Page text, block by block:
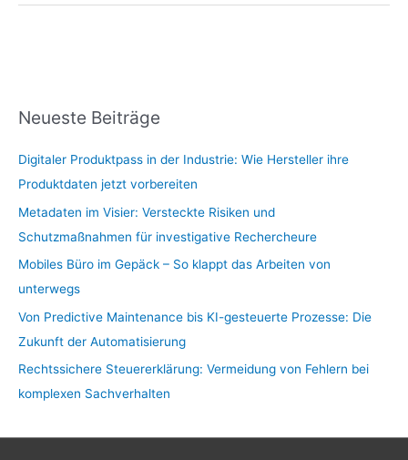
Neueste Beiträge
Digitaler Produktpass in der Industrie: Wie Hersteller ihre
Produktdaten jetzt vorbereiten
Metadaten im Visier: Versteckte Risiken und
Schutzmaßnahmen für investigative Rechercheure
Mobiles Büro im Gepäck – So klappt das Arbeiten von
unterwegs
Von Predictive Maintenance bis KI-gesteuerte Prozesse: Die
Zukunft der Automatisierung
Rechtssichere Steuererklärung: Vermeidung von Fehlern bei
komplexen Sachverhalten